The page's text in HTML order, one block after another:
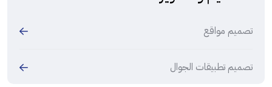
تصميم مواقع
تصميم تطبيقات الجوال